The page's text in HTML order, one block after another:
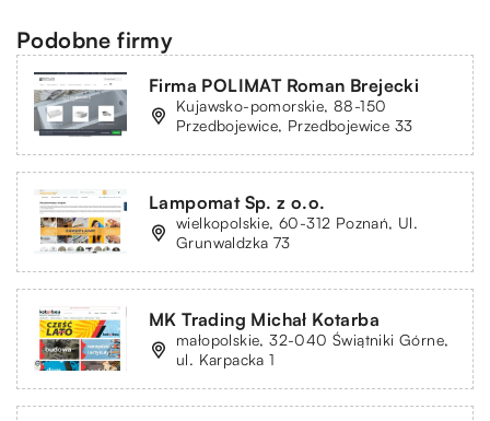
Podobne firmy
Firma POLIMAT Roman Brejecki
Kujawsko-pomorskie, 88-150
Przedbojewice, Przedbojewice 33
Lampomat Sp. z o.o.
wielkopolskie, 60-312 Poznań, Ul.
Grunwaldzka 73
MK Trading Michał Kotarba
małopolskie, 32-040 Świątniki Górne,
ul. Karpacka 1